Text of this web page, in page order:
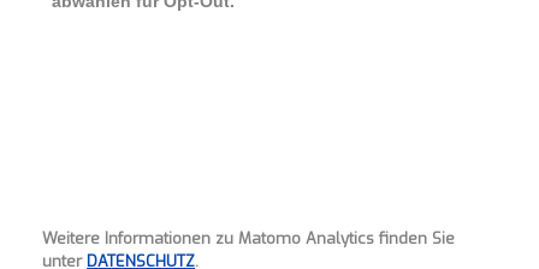
Weitere Informationen zu Matomo Analytics finden Sie
unter DATENSCHUTZ.